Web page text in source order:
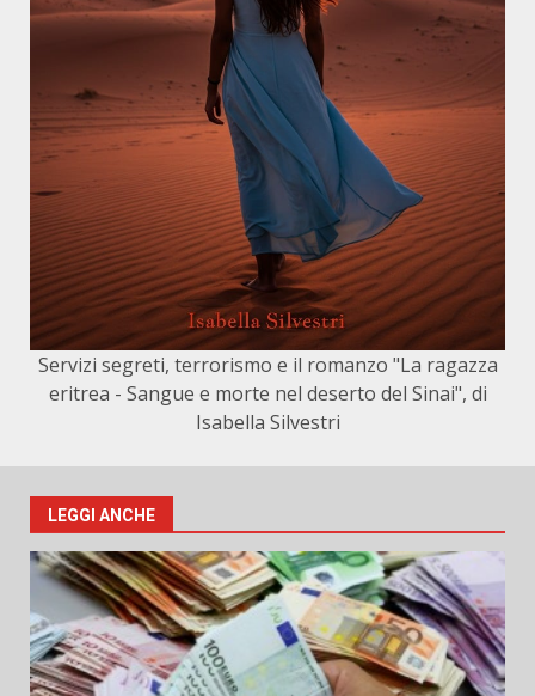
Servizi segreti, terrorismo e il romanzo "La ragazza
eritrea - Sangue e morte nel deserto del Sinai", di
Isabella Silvestri
LEGGI ANCHE